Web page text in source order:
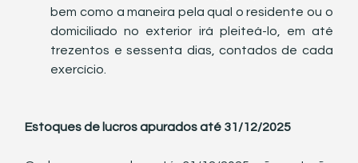
bem como a maneira pela qual o residente ou o
domiciliado no exterior irá pleiteá-lo, em até
trezentos e sessenta dias, contados de cada
exercício.
Estoques de lucros apurados até 31/12/2025